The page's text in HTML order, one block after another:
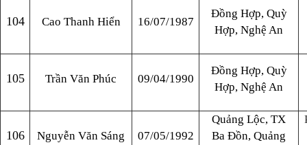
104 Cao Thanh Hiển 16/07/1987
Đồng Hợp, Quỳ
Hợp, Nghệ An
105 Trần Văn Phúc 09/04/1990
Đồng Hợp, Quỳ
Hợp, Nghệ An
106 Nguyễn Văn Sáng 07/05/1992
Quảng Lộc, TX
Ba Đồn, Quảng